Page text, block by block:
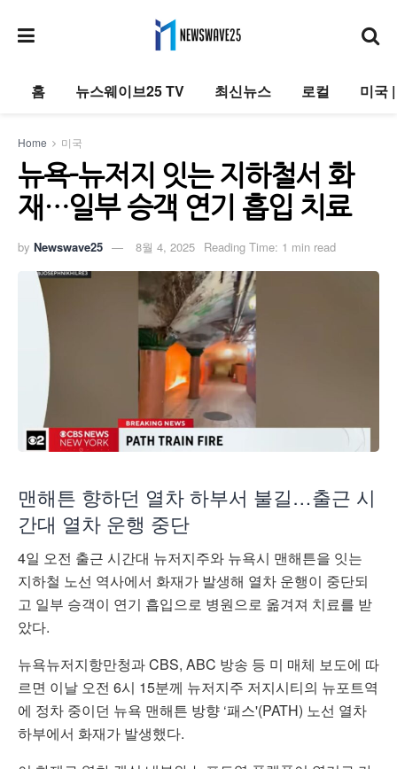
홈 뉴스웨이브25 TV 최신뉴스 로컬 미국
Home 미국
뉴욕-뉴저지 잇는 지하철서 화
재…일부 승객 연기 흡입 치료
by Newswave25 8월 4, 2025 Reading Time: 1 min read
맨해튼 향하던 열차 하부서 불길…출근 시
간대 열차 운행 중단
4일 오전 출근 시간대 뉴저지주와 뉴욕시 맨해튼을 잇는
지하철 노선 역사에서 화재가 발생해 열차 운행이 중단되
고 일부 승객이 연기 흡입으로 병원으로 옮겨져 치료를 받
았다.
뉴욕뉴저지항만청과 CBS, ABC 방송 등 미 매체 보도에 따
르면 이날 오전 6시 15분께 뉴저지주 저지시티의 뉴포트역
에 정차 중이던 뉴욕 맨해튼 방향 ‘패스'(PATH) 노선 열차
하부에서 화재가 발생했다.